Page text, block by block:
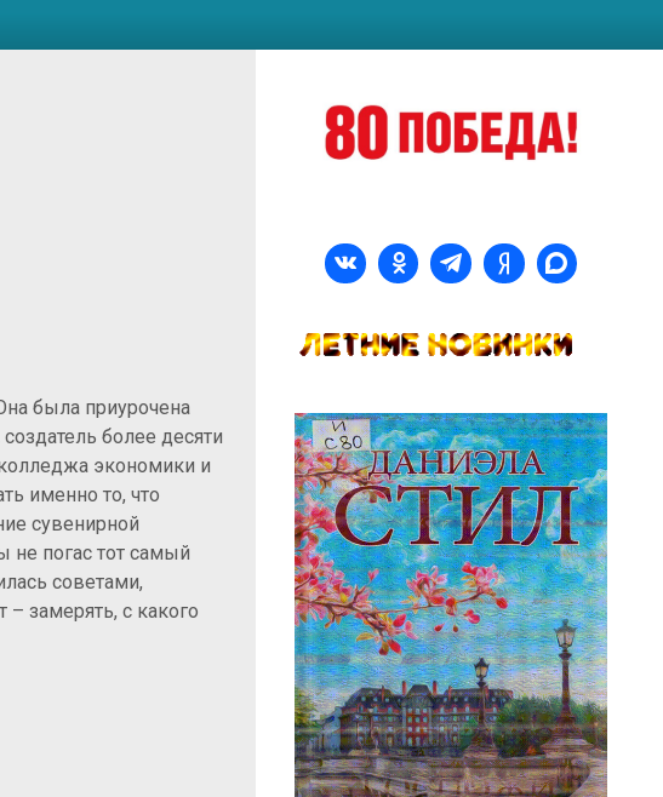
была приурочена
более десяти
экономики и
именно то, что
сувенирной
не погас тот самый
советами,
замерять, с какого